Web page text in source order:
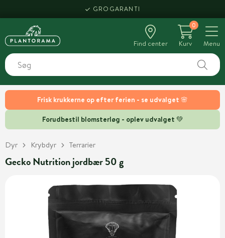
Frisk krukkerne op efter ferien - se udvalget 🌸
Forudbestil blomsterløg - oplev udvalget 💚
GROGARANTI
Find center
0
Kurv
Menu
Dyr Krybdyr Terrarier
Gecko Nutrition jordbær 50 g